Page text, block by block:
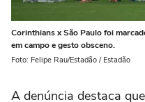
Corinthians x São Paulo foi
em campo e gesto obsceno.
Foto: Felipe Rau/Estadão / Estadão
A denúncia destaca